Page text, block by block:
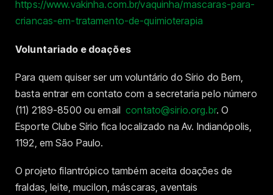
https://www.vakinha.com.br/vaquinha/mascaras-para-
criancas-em-tratamento-de-quimioterapia
Voluntariado e doações
Para quem quiser ser um voluntário do Sírio do Bem,
basta entrar em contato com a secretaria pelo número
(11) 2189-8500 ou emailcontato@sirio.org.br. O
Esporte Clube Sírio fica localizado na Av. Indianópolis,
1192, em São Paulo.
O projeto filantrópico também aceita doações de
fraldas, leite, mucilon, máscaras, aventais